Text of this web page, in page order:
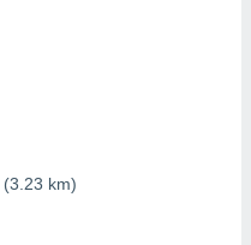
(3.23 km)